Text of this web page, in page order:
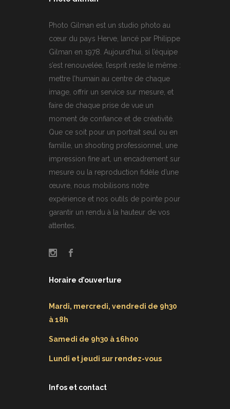
Photo Gilman est un studio photo au
cœur du pays Herve, lancé par Philippe
Gilman en 1978. Aujourd’hui, si l’équipe
s’est renouvelée, l’esprit reste le même :
mettre l’humain au centre de chaque
image, offrir un service sur mesure, et
faire de chaque prise de vue un
moment de confiance et de créativité.
Que ce soit pour un portrait seul ou en
famille, un shooting professionnel, une
impression fine art, un encadrement sur
mesure ou la reproduction fidèle d’une
œuvre, nous mobilisons notre
expérience et nos outils de pointe pour
garantir un rendu à la hauteur de vos
attentes.
Horaire d’ouverture
Mardi, mercredi, vendredi de 9h30
à 18h
Samedi de 9h30 à 16h00
Lundi et jeudi sur rendez-vous
Infos et contact